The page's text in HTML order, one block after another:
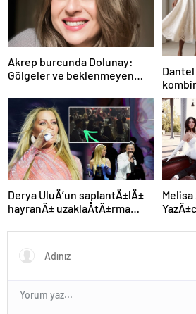
Akrep burcunda Dolunay:
Gölgeler ve beklenmeyen
Dantel
Derya UluÄ’un saplantÄ±lÄ±
hayranÄ± uzaklaÅtÄ±rma
Ã¶n sÄ±radan konseri izledi